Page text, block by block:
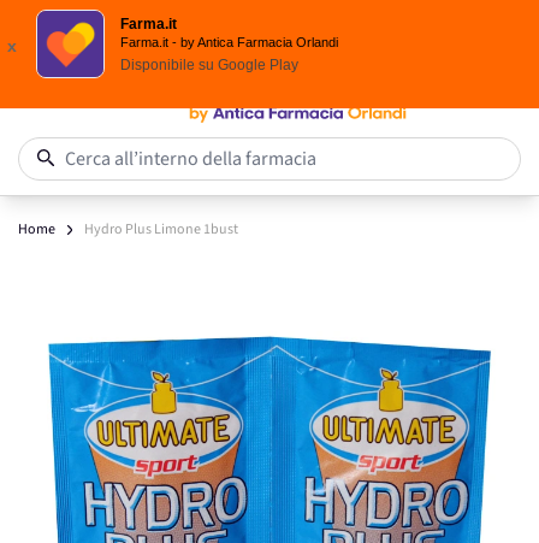
x
Farma.it
Farma.it - by Antica Farmacia Orlandi
Disponibile su Google Play
Salta al contenuto
Cerca all’interno della farmacia
Home Hydro Plus Limone 1bust